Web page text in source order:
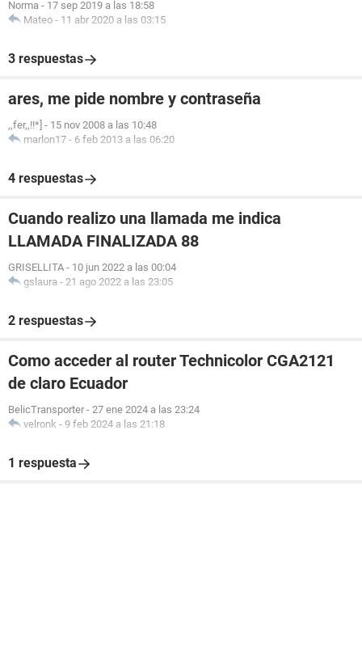
Norma - 17 sep 2019 a las 18:58
Mateo - 11 abr 2020 a las 03:15
3 respuestas
ares, me pide nombre y contraseña
,,fer,,!!*] - 15 nov 2008 a las 10:48
marlon17 - 6 feb 2013 a las 06:20
4 respuestas
Cuando realizo una llamada me indica
LLAMADA FINALIZADA 88
GRISELLITA - 10 jun 2022 a las 00:04
gslaura - 21 ago 2022 a las 23:05
2 respuestas
Como acceder al router Technicolor CGA2121
de claro Ecuador
BelicTransporter - 27 ene 2024 a las 23:24
velronk - 9 feb 2024 a las 21:18
1 respuesta